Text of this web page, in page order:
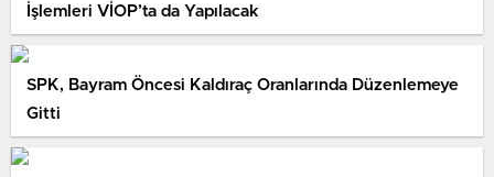
İşlemleri VİOP’ta da Yapılacak
SPK, Bayram Öncesi Kaldıraç Oranlarında Düzenlemeye
Gitti